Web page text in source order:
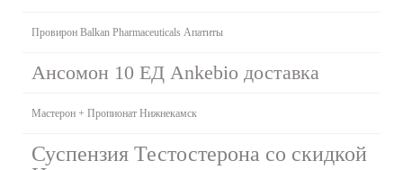
Провирон Balkan Pharmaceuticals Апатиты
Ансомон 10 ЕД Ankebio доставка
Мастерон + Пропионат Нижнекамск
Суспензия Тестостерона со скидкой